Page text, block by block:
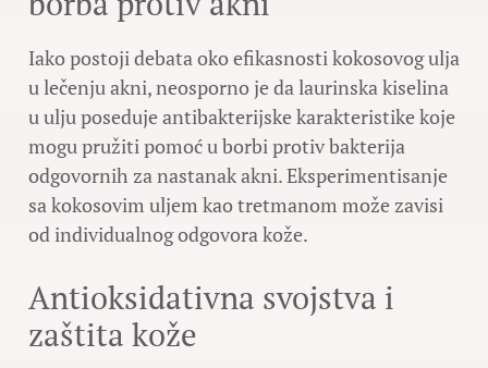
Iako postoji debata oko efikasnosti kokosovog ulja
u lečenju akni, neosporno je da laurinska kiselina
u ulju poseduje antibakterijske karakteristike koje
mogu pružiti pomoć u borbi protiv bakterija
odgovornih za nastanak akni. Eksperimentisanje
sa kokosovim uljem kao tretmanom može zavisi
od individualnog odgovora kože.
Antioksidativna svojstva i
zaštita kože